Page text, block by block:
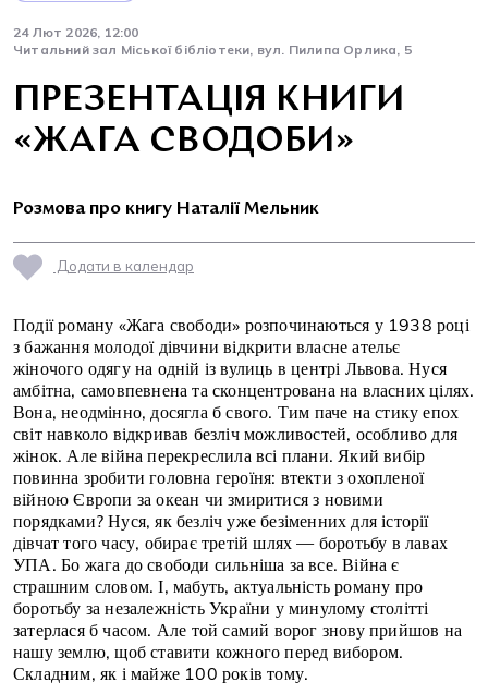
24 Лют 2026, 12:00
Читальний зал Міської бібліотеки, вул. Пилипа Орлика, 5
ПРЕЗЕНТАЦІЯ КНИГИ
«ЖАГА СВОДОБИ»
Розмова про книгу Наталії Мельник
Додати в календар
Події роману «Жага свободи» розпочинаються у 1938 році
з бажання молодої дівчини відкрити власне ательє
жіночого одягу на одній із вулиць в центрі Львова. Нуся
амбітна, самовпевнена та сконцентрована на власних цілях.
Вона, неодмінно, досягла б свого. Тим паче на стику епох
світ навколо відкривав безліч можливостей, особливо для
жінок. Але війна перекреслила всі плани. Який вибір
повинна зробити головна героїня: втекти з охопленої
війною Європи за океан чи змиритися з новими
порядками? Нуся, як безліч уже безіменних для історії
дівчат того часу, обирає третій шлях — боротьбу в лавах
УПА. Бо жага до свободи сильніша за все. Війна є
страшним словом. І, мабуть, актуальність роману про
боротьбу за незалежність України у минулому столітті
затерлася б часом. Але той самий ворог знову прийшов на
нашу землю, щоб ставити кожного перед вибором.
Складним, як і майже 100 років тому.